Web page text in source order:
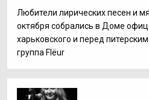
Любители лирических песен и
октября собрались в Доме
харьковского и перед
группа Flёur